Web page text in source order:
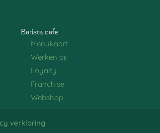
Barista cafe
Menukaart
Werken bij
Loyalty
Franchise
Webshop
verklaring